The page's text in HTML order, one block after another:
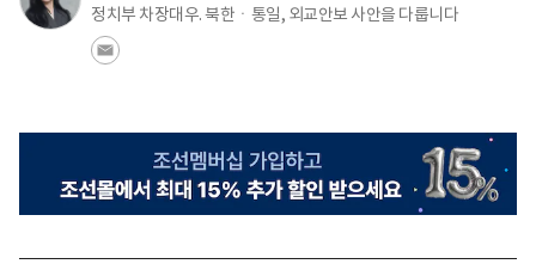
정치부 차장대우. 북한ㆍ통일, 외교안보 사안을 다룹니다